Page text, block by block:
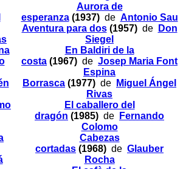
Aurora de
esperanza(1937) de Antonio Sau
Aventura para dos(1957) de
Don
Siegel
En Baldiri de la
costa (1967) de Josep Maria Font
Espina
Borrasca (1977) de
Miguel Ángel
Rivas
El caballero del
dragón (1985) de
Fernando
Colomo
Cabezas
cortadas (1968) de Glauber
Rocha